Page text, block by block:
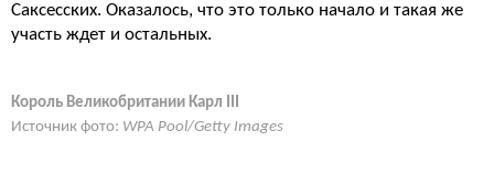
Саксесских. Оказалось, что это только начало и такая же
участь ждет и остальных.
Король Великобритании Карл III
Источник фото: WPA Pool/Getty Images